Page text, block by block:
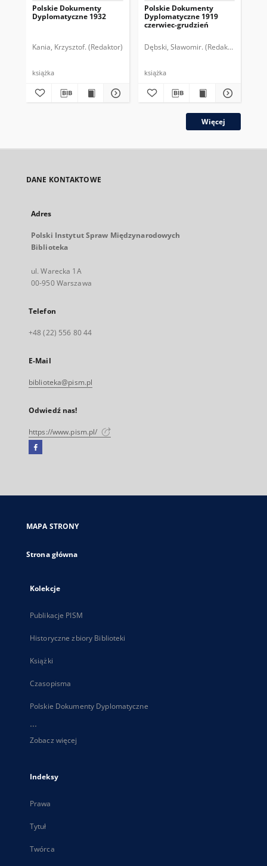
Polskie Dokumenty
Dyplomatyczne 1932
Kania, Krzysztof. (Redaktor)
książka
Polskie Dokumenty
Dyplomatyczne 1919
czerwiec-grudzień
Dębski, Sławomir. (Redaktor)
książka
Więcej
DANE KONTAKTOWE
Adres
Polski Instytut Spraw Międzynarodowych
Biblioteka
ul. Warecka 1A
00-950 Warszawa
Telefon
+48 (22) 556 80 44
E-Mail
biblioteka@pism.pl
Odwiedź nas!
https://www.pism.pl/
Facebook
się
karcie
MAPA STRONY
Strona główna
Kolekcje
Publikacje PISM
Historyczne zbiory Biblioteki
Książki
Czasopisma
Polskie Dokumenty Dyplomatyczne
...
Zobacz więcej
Indeksy
Prawa
Tytuł
Twórca